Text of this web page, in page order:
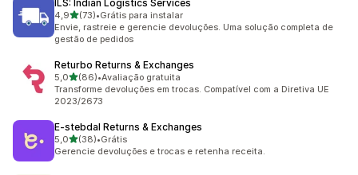
ILS: Indian Logistics Services
4,9de 5 estrelas
(73)
73 avaliações ao todo
•Grátis para instalar
Envie, rastreie e gerencie devoluções. Uma solução completa de
gestão de pedidos
Returbo Returns & Exchanges
5,0de 5 estrelas
(86)
86 avaliações ao todo
•Avaliação gratuita
Transforme devoluções em trocas. Compatível com a Diretiva UE
2023/2673
E‑stebdal Returns & Exchanges
5,0de 5 estrelas
(38)
38 avaliações ao todo
•Grátis
Gerencie devoluções e trocas e retenha receita.